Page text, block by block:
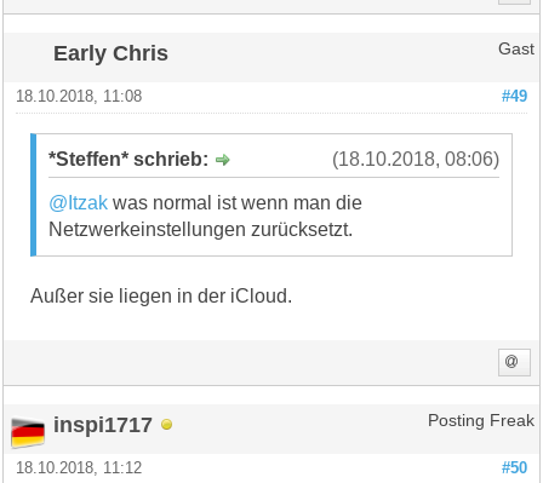
Early Chris Gast
#49
18.10.2018, 11:08
(18.10.2018, 08:06)
*Steffen* schrieb:
@Itzak was normal ist wenn man die
Netzwerkeinstellungen zurücksetzt.
Außer sie liegen in der iCloud.
inspi1717 Posting Freak
#50
18.10.2018, 11:12